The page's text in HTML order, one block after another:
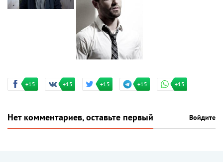
+15 +15 +15 +15 +15
Нет комментариев, оставьте первый Войдите